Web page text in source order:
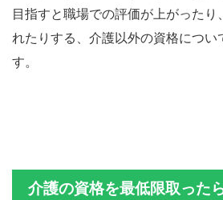
目指すと職場での評価が上がったり
れたりする、介護以外の資格につい
す。
介護の資格を最低限取った